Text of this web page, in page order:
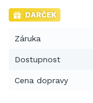
DARČEK
Záruka
Dostupnost
Cena dopravy